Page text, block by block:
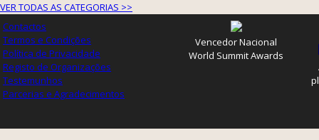
VER TODAS AS CATEGORIAS >>
Contactos
Termos e Condições
Política de Privacidade
Registo de Organizações
Testemunhos
Parcerias e Agradecimentos
Vencedor Nacional
World Summit Awards